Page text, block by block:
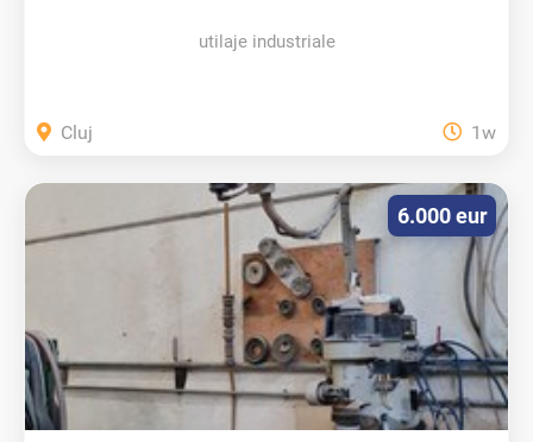
utilaje industriale
Cluj 1w
6.000 eur